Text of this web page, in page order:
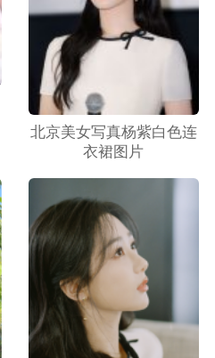
北京美女写真杨紫白色连
衣裙图片